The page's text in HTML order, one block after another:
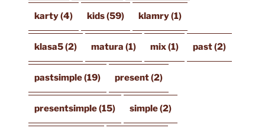
karty(4) kids(59) klamry(1)
klasa5(2) matura (1) mix(1) past(2)
pastsimple(19) present(2)
presentsimple(15) simple(2)